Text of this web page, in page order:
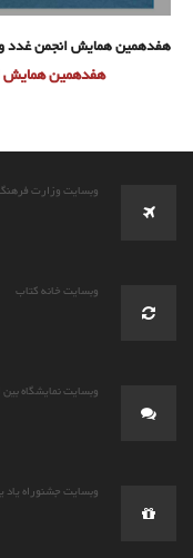
هفدهمین همایش انجمن غدد و
هفدهمین همایش
وبسایت وزارت
وبسایت خانه کتاب
وبسایت نمایشگاه بین
وبسایت جشنوراه یاد